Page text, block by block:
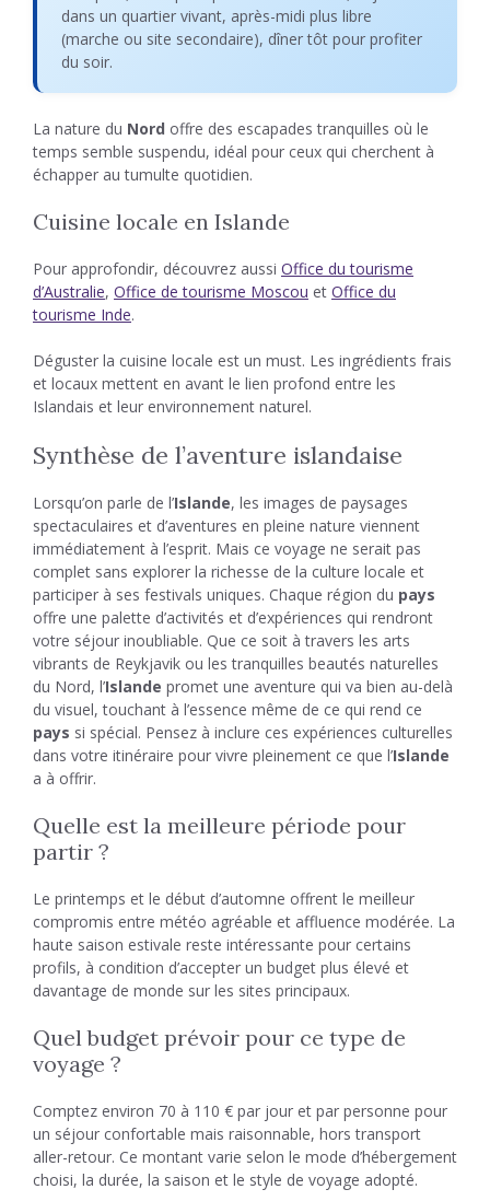
dans un quartier vivant, après-midi plus libre
(marche ou site secondaire), dîner tôt pour profiter
du soir.
La nature du Nord offre des escapades tranquilles où le
temps semble suspendu, idéal pour ceux qui cherchent à
échapper au tumulte quotidien.
Cuisine locale en Islande
Pour approfondir, découvrez aussi Office du tourisme
d’Australie, Office de tourisme Moscou et Office du
tourisme Inde.
Déguster la cuisine locale est un must. Les ingrédients frais
et locaux mettent en avant le lien profond entre les
Islandais et leur environnement naturel.
Synthèse de l’aventure islandaise
Lorsqu’on parle de l’Islande, les images de paysages
spectaculaires et d’aventures en pleine nature viennent
immédiatement à l’esprit. Mais ce voyage ne serait pas
complet sans explorer la richesse de la culture locale et
participer à ses festivals uniques. Chaque région du pays
offre une palette d’activités et d’expériences qui rendront
votre séjour inoubliable. Que ce soit à travers les arts
vibrants de Reykjavik ou les tranquilles beautés naturelles
du Nord, l’Islande promet une aventure qui va bien au-delà
du visuel, touchant à l’essence même de ce qui rend ce
pays si spécial. Pensez à inclure ces expériences culturelles
dans votre itinéraire pour vivre pleinement ce que l’Islande
a à offrir.
Quelle est la meilleure période pour
partir ?
Le printemps et le début d’automne offrent le meilleur
compromis entre météo agréable et affluence modérée. La
haute saison estivale reste intéressante pour certains
profils, à condition d’accepter un budget plus élevé et
davantage de monde sur les sites principaux.
Quel budget prévoir pour ce type de
voyage ?
Comptez environ 70 à 110 € par jour et par personne pour
un séjour confortable mais raisonnable, hors transport
aller-retour. Ce montant varie selon le mode d’hébergement
choisi, la durée, la saison et le style de voyage adopté.